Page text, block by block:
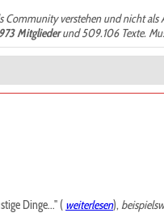
verstehen und nicht
Mitgliederund 509.106 Texte.
Dinge..." ( weiterlesen),